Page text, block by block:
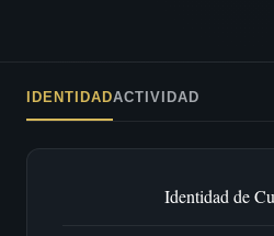
IDENTIDADACTIVIDAD
Identidad de